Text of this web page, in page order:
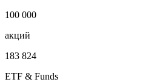
100 000
акций
183 824
ETF & Funds